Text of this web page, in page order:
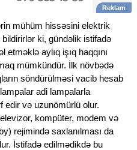
mühüm hissəsini elektrik
ki, gündəlik istifadə
aylıq işıq haqqını
mümkündür. İlk növbədə
söndürülməsi vacib hesab
adi lampalarla
edir və uzunömürlü olur.
kompüter, modem və
rejimində saxlanılması da
İstifadə edilmədikdə bu